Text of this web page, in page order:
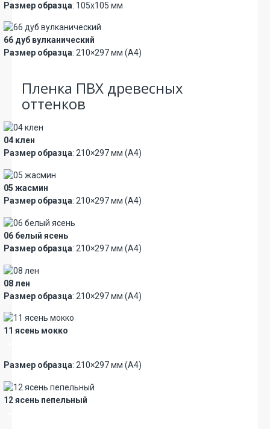
Размер образца: 105х105 мм
66 дуб вулканический
Размер образца: 210×297 мм (А4)
Пленка ПВХ древесных
оттенков
04 клен
Размер образца: 210×297 мм (А4)
05 жасмин
Размер образца: 210×297 мм (А4)
06 белый ясень
Размер образца: 210×297 мм (А4)
08 лен
Размер образца: 210×297 мм (А4)
11 ясень мокко
Размер образца: 210×297 мм (А4)
12 ясень пепельный